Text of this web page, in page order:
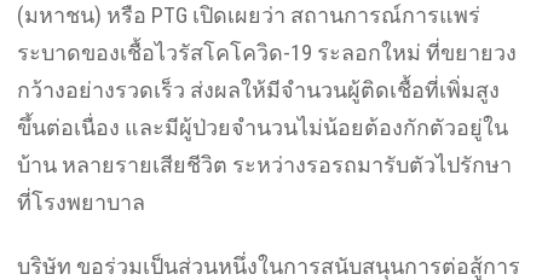
(มหาชน) หรือ PTG เปิดเผยว่า สถานการณ์การแพร่
ระบาดของเชื้อไวรัสโคโควิด-19 ระลอกใหม่ ที่ขยายวง
กว้างอย่างรวดเร็ว ส่งผลให้มีจำนวนผู้ติดเชื้อที่เพิ่มสูง
ขึ้นต่อเนื่อง และมีผู้ป่วยจำนวนไม่น้อยต้องกักตัวอยู่ใน
บ้าน หลายรายเสียชีวิต ระหว่างรอรถมารับตัวไปรักษา
ที่โรงพยาบาล
บริษัท ขอร่วมเป็นส่วนหนึ่งในการสนับสนุนการต่อสู้การ